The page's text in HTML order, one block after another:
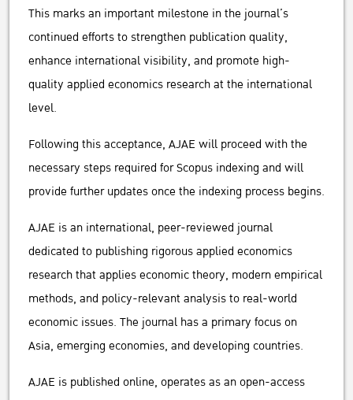
This marks an important milestone in the journal’s
continued efforts to strengthen publication quality,
enhance international visibility, and promote high-
quality applied economics research at the international
level.
Following this acceptance, AJAE will proceed with the
necessary steps required for Scopus indexing and will
provide further updates once the indexing process begins.
AJAE is an international, peer-reviewed journal
dedicated to publishing rigorous applied economics
research that applies economic theory, modern empirical
methods, and policy-relevant analysis to real-world
economic issues. The journal has a primary focus on
Asia, emerging economies, and developing countries.
AJAE is published online, operates as an open-access